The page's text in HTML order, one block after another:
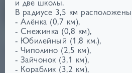
Новости Благоустройство
Дворы без машин
Более 6500 кв.м
полностью свободного от
В радиусе 3,5 км
- Алёнка (0,7 км),
- Снежинка (0,8 км),
- Юбилейный (1,8 км.),
- Чиполино (2,5 км),
- Зайчонок (3,1 км),
- Кораблик (3,2 км),